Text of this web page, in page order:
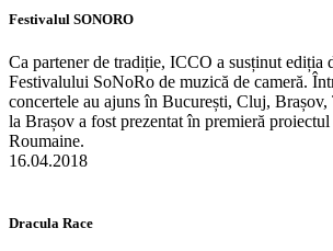
Festivalul SONORO
Ca partener de tradiție, ICCO a susținut ediția
Festivalului SoNoRo de muzică de cameră.
concertele au ajuns în București, Cluj,
la Brașov a fost prezentat în premieră
Roumaine.
16.04.2018
Dracula Race